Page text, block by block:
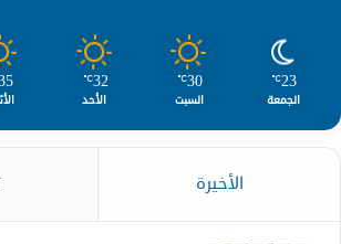
23
℃
الجمعة
30
℃
السبت
32
℃
الأحد
الأخيرة